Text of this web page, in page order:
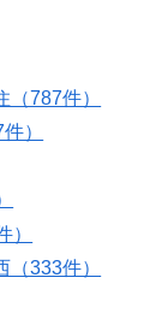
（787件）
）
）
333件）